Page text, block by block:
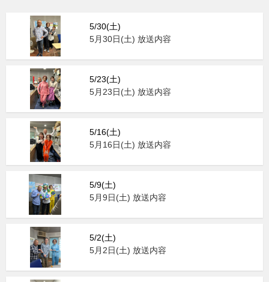
5/30(土)
5月30日(土) 放送内容
5/23(土)
5月23日(土) 放送内容
5/16(土)
5月16日(土) 放送内容
5/9(土)
5月9日(土) 放送内容
5/2(土)
5月2日(土) 放送内容